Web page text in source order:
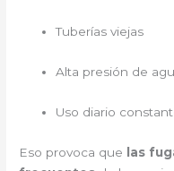
Tuberías viejas
Alta presión de
Uso diario
Eso provoca que
las